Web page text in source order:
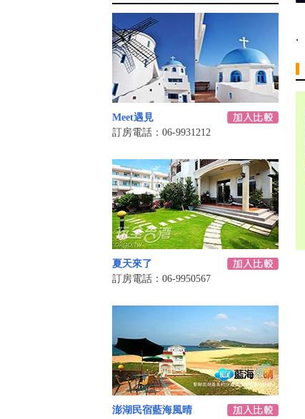
Meet遇見
訂房電話：06-9931212
夏天來了
訂房電話：06-9950567
澎湖民宿藍海風晴
.